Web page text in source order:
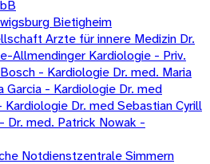
Bietigheim
Arzte für innere Medizin Dr.
Allmendinger Kardiologie - Priv.
- Kardiologie Dr. med. Maria
Garcia - Kardiologie Dr. med
Dr. med Sebastian Cyrill
Dr. med. Patrick Nowak -
Notdienstzentrale Simmern